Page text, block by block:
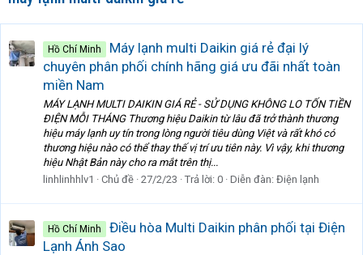
Hồ Chí Minh
Máy lạnh multi Daikin giá rẻ đại lý
chuyên phân phối chính hãng giá ưu đãi nhất toàn
miền Nam
MÁY LẠNH MULTI DAIKIN GIÁ RẺ - SỬ DỤNG KHÔNG LO TỐN TIỀN
ĐIỆN MỖI THÁNG Thương hiệu Daikin từ lâu đã trở thành thương
hiệu máy lạnh uy tín trong lòng người tiêu dùng Việt và rất khó có
thương hiệu nào có thể thay thế vị trí ưu tiên này. Vì vậy, khi thương
hiệu Nhật Bản này cho ra mắt trên thị...
linhlinhhlv1
Chủ đề 27/2/23 Trả lời: 0 Diễn đàn: Điện lạnh
Hồ Chí Minh
Điều hòa Multi Daikin phân phối tại Điện
Lạnh Ánh Sao